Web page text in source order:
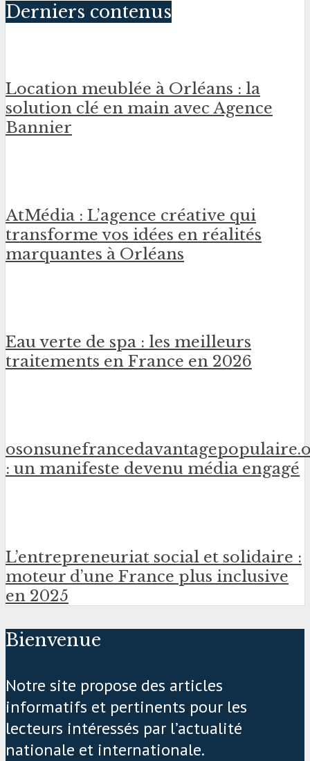
Derniers contenus
Location meublée à Orléans : la
solution clé en main avec Agence
Bannier
AtMédia : L’agence créative qui
transforme vos idées en réalités
marquantes à Orléans
Eau verte de spa : les meilleurs
traitements en France en 2026
: un manifeste devenu média engagé
L’entrepreneuriat social et solidaire :
moteur d’une France plus inclusive
en 2025
Bienvenue
Notre site propose des articles
informatifs et pertinents pour les
lecteurs intéressés par l’actualité
nationale et internationale.